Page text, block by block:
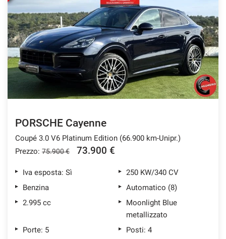
PORSCHE Cayenne
Coupé 3.0 V6 Platinum Edition (66.900 km-Unipr.)
Prezzo: 75.900 € 73.900 €
Iva esposta: Sì
250 KW/340 CV
Benzina
Automatico (8)
2.995 cc
Moonlight Blue
metallizzato
Porte: 5
Posti: 4